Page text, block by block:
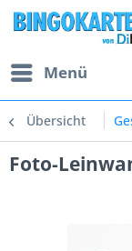
Menü
Übersicht
Foto-